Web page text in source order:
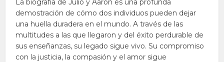
La biografía de Julio y Aarón es una profunda
demostración de cómo dos individuos pueden dejar
una huella duradera en el mundo. A través de las
multitudes a las que llegaron y del éxito perdurable de
sus enseñanzas, su legado sigue vivo. Su compromiso
con la justicia, la compasión y el amor sigue